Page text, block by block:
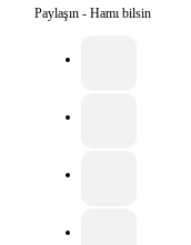
Paylaşın - Hamı bilsin